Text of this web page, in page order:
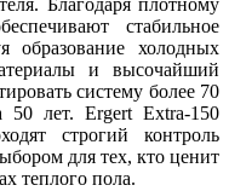
Благодаря плотному
стабильное
образование холодных
и высочайший
систему более 70
50 лет. Ergert Extra-150
строгий контроль
для тех, кто ценит
теплого пола.